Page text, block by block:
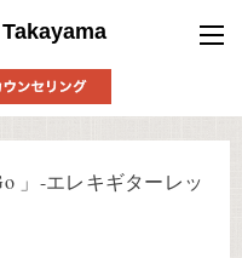
」-エレキギターレッ